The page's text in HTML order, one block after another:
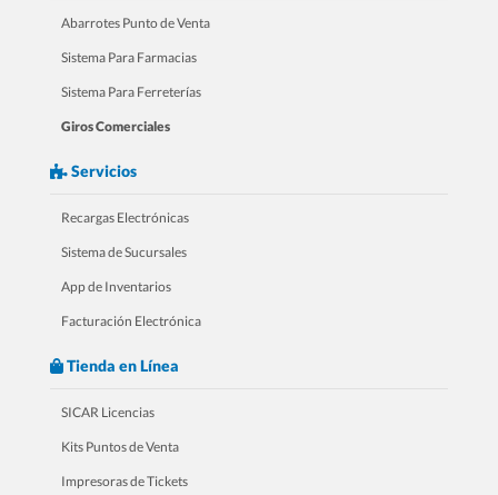
3.- Mini Curso Para Zapaterías
4.- Mini Curso Para Farmacias
Abarrotes Punto de Venta
Sistema Para Farmacias
Sistema Para Ferreterías
Giros Comerciales
Servicios
Recargas Electrónicas
Sistema de Sucursales
App de Inventarios
Facturación Electrónica
Tienda en Línea
SICAR Licencias
Kits Puntos de Venta
Impresoras de Tickets